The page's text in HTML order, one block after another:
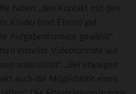
haben „den Kontakt mit den
Kinder (und Eltern) gut
Aufgabenformate gewählt“
erstellte Videoformate auf
unterstützt“. „Bei etwaigen
auch die Möglichkeit eines